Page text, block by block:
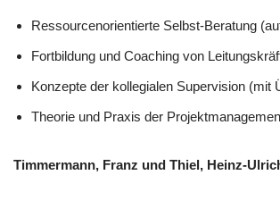
Ressourcenorientierte Selbst-Beratung
Fortbildung und Coaching von
Konzepte der kollegialen Supervision (mit
Theorie und Praxis der
Timmermann, Franz und Thiel, Heinz-